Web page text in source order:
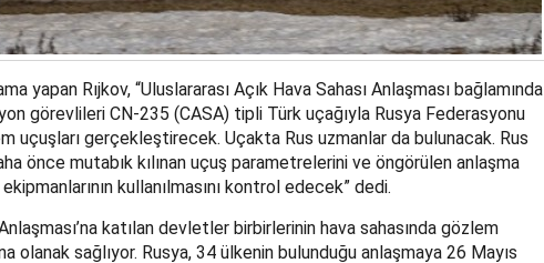
yapan Rıjkov, “Uluslararası Açık Hava Sahası Anlaşması bağlamında
görevlileri CN-235 (CASA) tipli Türk uçağıyla Rusya Federasyonu
uçuşları gerçekleştirecek. Uçakta Rus uzmanlar da bulunacak. Rus
önce mutabık kılınan uçuş parametrelerini ve öngörülen anlaşma
kullanılmasını kontrol edecek” dedi.
katılan devletler birbirlerinin hava sahasında gözlem
olanak sağlıyor. Rusya, 34 ülkenin bulunduğu anlaşmaya 26 Mayıs